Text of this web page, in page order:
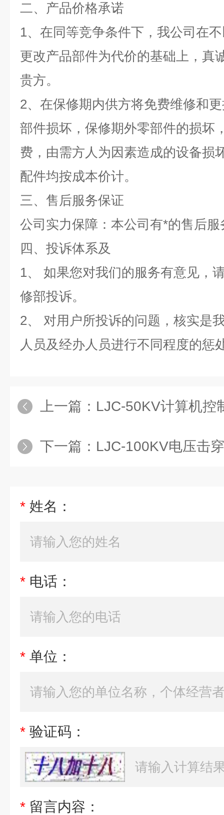
二、产品价格承诺
1、在同等竞争条件下，我公司在
更改产品部件为代价的基础上，真
贵方。
2、在保修期内供方将免费维修和
部件损坏，保修期外零部件的损坏
费，由需方人为因素造成的设备损
配件均按成本价计。
三、售后服务保证
公司实力保障：本公司有*的售后服
四、投诉体系及
1、 如果您对我们的服务有意见，
修部投诉。
2、 对用户所投诉的问题，核实是
人员及经办人员进行不同程度的惩
上一篇： LJC-50KV计算机控制
下一篇： LJC-100KV电压击
* 姓名：
* 电话：
* 单位：
* 验证码：
* 留言内容：